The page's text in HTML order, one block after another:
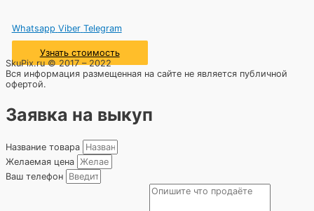
Whatsapp Viber Telegram
Узнать стоимость
SkuPix.ru © 2017 – 2022
Вся информация размещенная на сайте не является публичной
офертой.
Заявка на выкуп
Название товара
Желаемая цена
Ваш телефон